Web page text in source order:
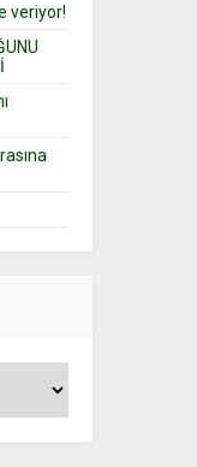
veriyor!